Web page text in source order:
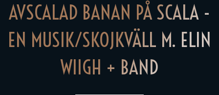
AVSCALAD BANAN PÅ SCALA -
EN MUSIK/SKOJKVÄLL M. ELIN
WIIGH + BAND